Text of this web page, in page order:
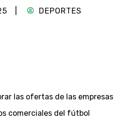
| DEPORTES
las ofertas de las empresas
comerciales del fútbol